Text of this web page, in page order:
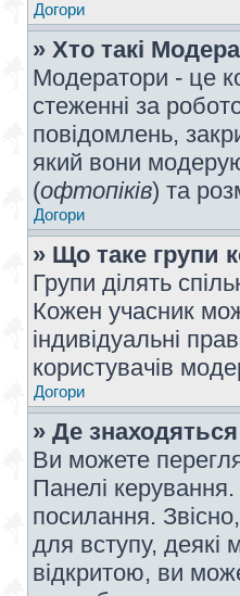
Догори
» Хто такі
Модератори - це
стеженні за
повідомлень,
який вони
(офтопіків) та
Догори
» Що таке групи
Групи ділять
Кожен учасник
індивідуальні
користувачів
Догори
» Де
Ви можете
Панелі
посилання.
для вступу, деякі
відкритою, ви